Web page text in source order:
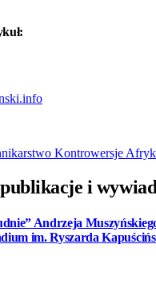
Kontrowersje
publikacje i
Andrzeja
im. Ryszarda